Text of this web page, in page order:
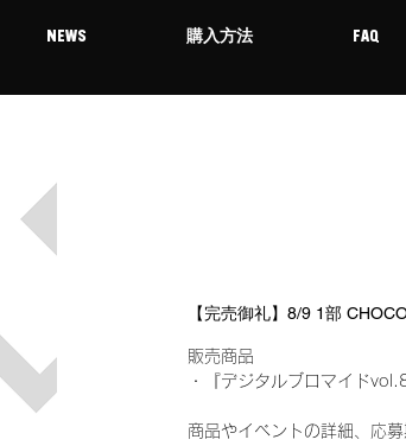
NEWS 購入方法 FAQ
【完売御礼】8/9 1部
販売商品
・『デジタルブロマイド
商品やイベントの詳細、応